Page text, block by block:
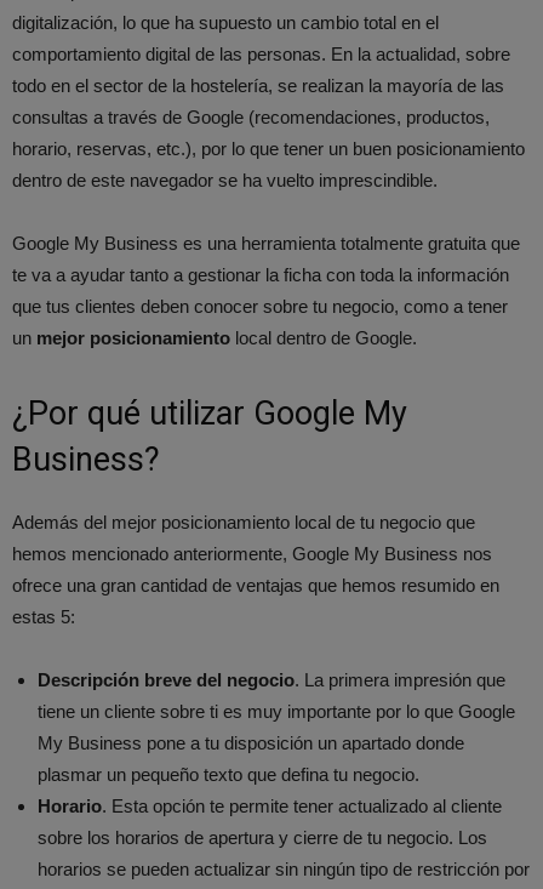
digitalización, lo que ha supuesto un cambio total en el
comportamiento digital de las personas. En la actualidad, sobre
todo en el sector de la hostelería, se realizan la mayoría de las
consultas a través de Google (recomendaciones, productos,
horario, reservas, etc.), por lo que tener un buen posicionamiento
dentro de este navegador se ha vuelto imprescindible.
Google My Business es una herramienta totalmente gratuita que
te va a ayudar tanto a gestionar la ficha con toda la información
que tus clientes deben conocer sobre tu negocio, como a tener
un mejor posicionamiento local dentro de Google.
¿Por qué utilizar Google My
Business?
Además del mejor posicionamiento local de tu negocio que
hemos mencionado anteriormente, Google My Business nos
ofrece una gran cantidad de ventajas que hemos resumido en
estas 5:
Descripción breve del negocio. La primera impresión que
tiene un cliente sobre ti es muy importante por lo que Google
My Business pone a tu disposición un apartado donde
plasmar un pequeño texto que defina tu negocio.
Horario. Esta opción te permite tener actualizado al cliente
sobre los horarios de apertura y cierre de tu negocio. Los
horarios se pueden actualizar sin ningún tipo de restricción por